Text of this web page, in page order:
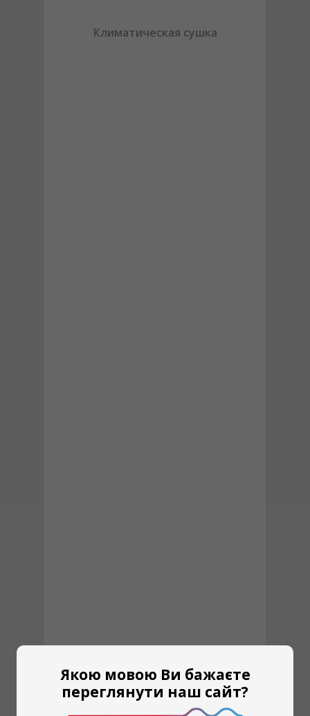
Климатическая сушка
Якою мовою Ви бажаєте
переглянути наш сайт?